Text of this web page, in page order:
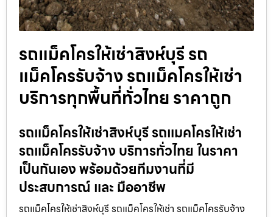
รถแม็คโครให้เช่าสิงห์บุรี รถ
แม็คโครรับจ้าง รถแม็คโครให้เช่า
บริการทุกพื้นที่ทั่วไทย ราคาถูก
รถแม็คโครให้เช่าสิงห์บุรี รถแมคโครให้เช่า
รถแม็คโครรับจ้าง บริการทั่วไทย ในราคา
เป็นกันเอง พร้อมด้วยทีมงานที่มี
ประสบการณ์ และ มืออาชีพ
รถแม็คโครให้เช่าสิงห์บุรี รถแม็คโครให้เช่า รถแม็คโครรับจ้าง